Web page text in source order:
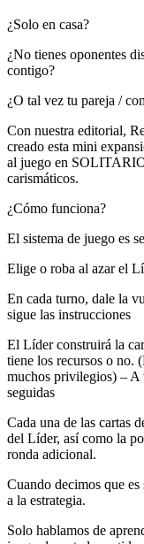
¿Solo en casa?
¿No tienes oponentes
contigo?
¿O tal vez tu pareja /
Con nuestra editorial,
creado esta mini
al juego en
carismáticos.
¿Cómo funciona?
El sistema de juego es
Elige o roba al azar el
En cada turno, dale la
sigue las instrucciones
El Líder construirá la
tiene los recursos o no.
muchos privilegios) – A
seguidas
Cada una de las cartas
del Líder, así como la
ronda adicional.
Cuando decimos que
a la estrategia.
Solo hablamos de